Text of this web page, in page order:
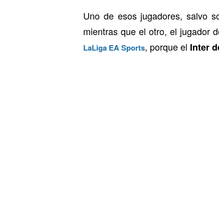
Uno de esos jugadores, salvo
mientras que el otro, el jugador
LaLiga EA Sports, porque el Inter